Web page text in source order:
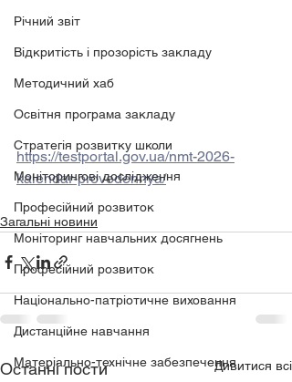
Річний звіт
Відкритість і прозорість закладу
Методичний хаб
Освітня програма закладу
Стратегія розвитку школи
Моніторингові дослідження
Професійний розвиток
Моніторинг навчальних досягнень
Професійний розвиток
Національно-патріотичне виховання
Дистанційне навчання
Матеріально-технічне забезпечення
https://testportal.gov.ua/nmt-2026-
kalendar-provedennya/
Загальні новини
Останні пости Дивитися всі